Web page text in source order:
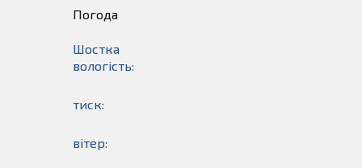
Погода
Шостка
вологість:
тиск:
вітер: